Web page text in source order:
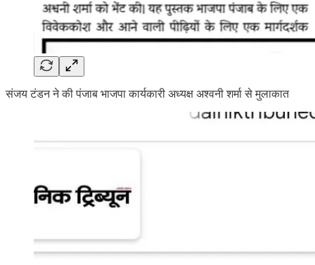
संजय टंडन ने की पंजाब भाजपा कार्यकारी अध्यक्ष अश्वनी शर्मा से मुलाकात